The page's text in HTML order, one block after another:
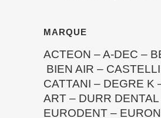
MARQUE
ACTEON –A-DEC –
BIEN AIR –
CATTANI – DEGRE K
ART – DURR DENTAL
EURODENT –